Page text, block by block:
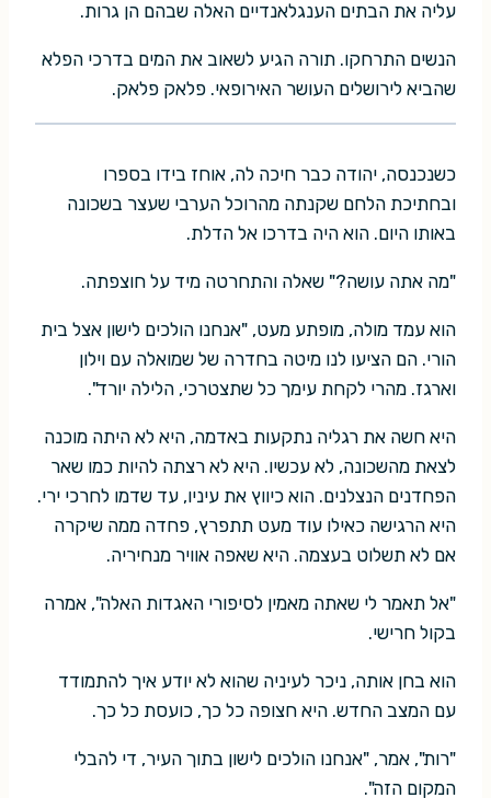
עליה את הבתים הענגלאנדיים האלה שבהם הן גרות.
הנשים התרחקו. תורה הגיע לשאוב את המים בדרכי הפלא
שהביא לירושלים העושר האירופאי. פלאק פלאק.
כשנכנסה, יהודה כבר חיכה לה, אוחז בידו בספרו
ובחתיכת הלחם שקנתה מהרוכל הערבי שעצר בשכונה
באותו היום. הוא היה בדרכו אל הדלת.
"מה אתה עושה?" שאלה והתחרטה מיד על חוצפתה.
הוא עמד מולה, מופתע מעט, "אנחנו הולכים לישון אצל בית
הורי. הם הציעו לנו מיטה בחדרה של שמואלה עם וילון
וארגז. מהרי לקחת עימך כל שתצטרכי, הלילה יורד".
היא חשה את רגליה נתקעות באדמה, היא לא היתה מוכנה
לצאת מהשכונה, לא עכשיו. היא לא רצתה להיות כמו שאר
הפחדנים הנצלנים. הוא כיווץ את עיניו, עד שדמו לחרכי ירי.
היא הרגישה כאילו עוד מעט תתפרץ, פחדה ממה שיקרה
אם לא תשלוט בעצמה. היא שאפה אוויר מנחיריה.
"אל תאמר לי שאתה מאמין לסיפורי האגדות האלה", אמרה
בקול חרישי.
הוא בחן אותה, ניכר לעיניה שהוא לא יודע איך להתמודד
עם המצב החדש. היא חצופה כל כך, כועסת כל כך.
"רות", אמר, "אנחנו הולכים לישון בתוך העיר, די להבלי
המקום הזה".